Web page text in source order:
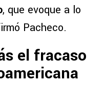
, que evoque a lo
Pacheco.
el fracaso